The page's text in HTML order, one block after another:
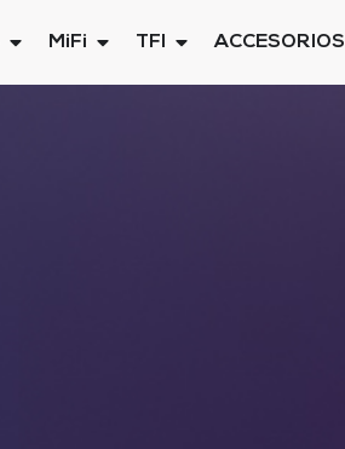
MiFi TFI ACCESORIOS